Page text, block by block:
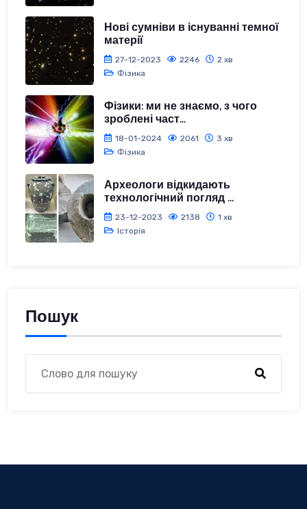
Нові сумніви в існуванні темної
матерії
27-12-2023 2246
2 хв
Фізика
Фізики: ми не знаємо, з чого
зроблені част...
18-01-2024 2061
3 хв
Фізика
Археологи відкидають
технологічний погляд ...
23-12-2023 2138
1 хв
Історія
Пошук